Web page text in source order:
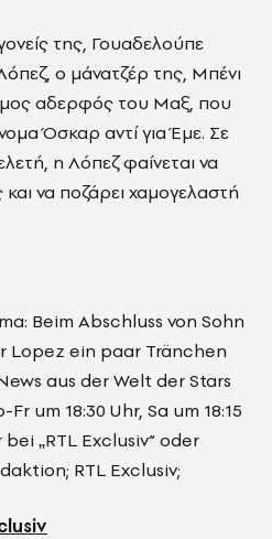
της, Γουαδελούπε
ο μάνατζέρ της, Μπένι
αδερφός του Μαξ, που
Όσκαρ αντί για Έμε. Σε
η Λόπεζ φαίνεται να
να ποζάρει χαμογελαστή
Beim Abschluss von Sohn
Lopez ein paar Tränchen
aus der Welt der Stars
um 18:30 Uhr, Sa um 18:15
„RTL Exclusiv“ oder
RTL Exclusiv;